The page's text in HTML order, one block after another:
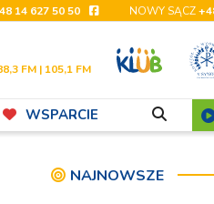
14 627 50 50 NOWY SĄCZ
FM | 105,1 FM
WSPARCIE
NAJNOWSZE